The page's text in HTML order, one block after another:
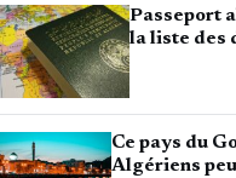
Passeport
la liste des
Ce pays du
Algériens